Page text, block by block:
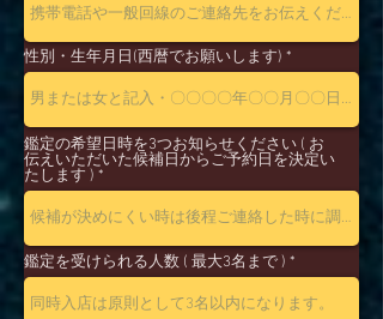
性別・生年月日(西暦でお願いします)
鑑定の希望日時を3つお知らせください ( お
伝えいただいた候補日からご予約日を決定い
たします )
鑑定を受けられる人数 ( 最大3名まで )